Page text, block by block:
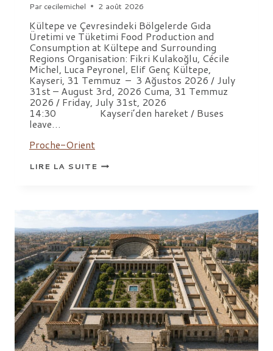
Par cecilemichel 2 août 2026
Kültepe ve Çevresindeki Bölgelerde Gıda
Üretimi ve Tüketimi Food Production and
Consumption at Kültepe and Surrounding
Regions Organisation: Fikri Kulakoğlu, Cécile
Michel, Luca Peyronel, Elif Genç Kültepe,
Kayseri, 31 Temmuz – 3 Ağustos 2026 / July
31st – August 3rd, 2026 Cuma, 31 Temmuz
2026 / Friday, July 31st, 2026
14:30 Kayseri’den hareket / Buses
leave…
Proche-Orient
LIRE LA SUITE7TH
KÜLTEPE